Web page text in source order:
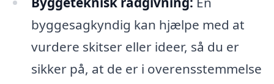
byggesagkyndig kan hjælpe med at
vurdere skitser eller ideer, så du er
sikker på, at de er i overensstemmelse